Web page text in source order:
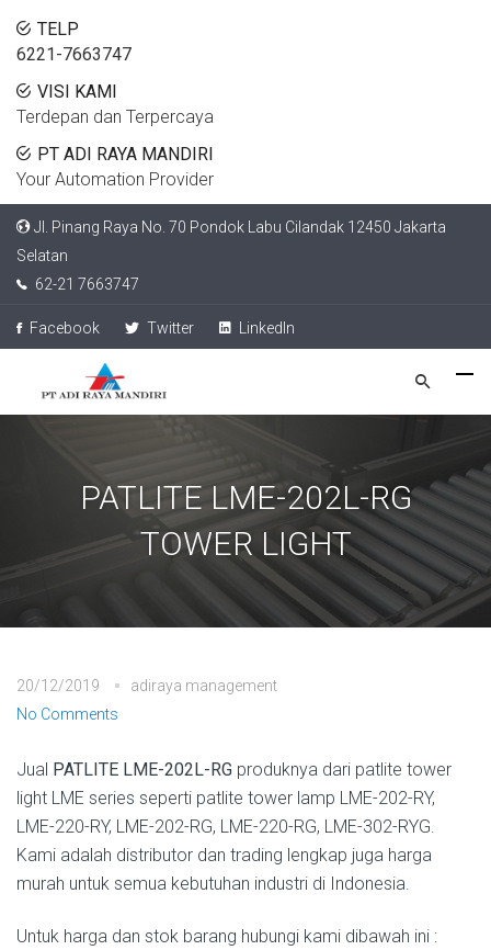
TELP
6221-7663747
VISI KAMI
Terdepan dan Terpercaya
PT ADI RAYA MANDIRI
Your Automation Provider
Jl. Pinang Raya No. 70 Pondok Labu Cilandak 12450 Jakarta
Selatan
62-21 7663747
Facebook Twitter LinkedIn
PATLITE LME-202L-RG
TOWER LIGHT
20/12/2019
adiraya management
No Comments
Jual PATLITE LME-202L-RG produknya dari patlite tower
light LME series seperti patlite tower lamp LME-202-RY,
LME-220-RY, LME-202-RG, LME-220-RG, LME-302-RYG.
Kami adalah distributor dan trading lengkap juga harga
murah untuk semua kebutuhan industri di Indonesia.
Untuk harga dan stok barang hubungi kami dibawah ini :